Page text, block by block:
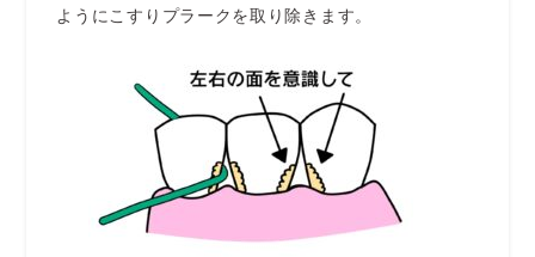
ようにこすりプラークを取り除きます。